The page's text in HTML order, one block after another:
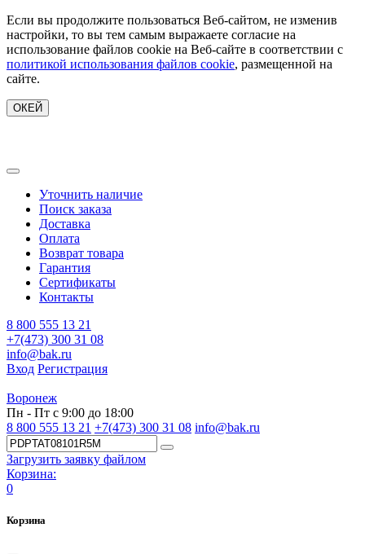
Если вы продолжите пользоваться Веб-сайтом, не изменив
настройки, то вы тем самым выражаете согласие на
использование файлов cookie на Веб-сайте в соответствии с
политикой использования файлов cookie, размещенной на
сайте.
ОКЕЙ
Уточнить наличие
Поиск заказа
Доставка
Оплата
Возврат товара
Гарантия
Сертификаты
Контакты
8 800 555 13 21
+7(473) 300 31 08
info@bak.ru
Вход Регистрация
Воронеж
Пн - Пт с 9:00 до 18:00
8 800 555 13 21 +7(473) 300 31 08 info@bak.ru
Загрузить заявку файлом
Корзина:
0
Корзина